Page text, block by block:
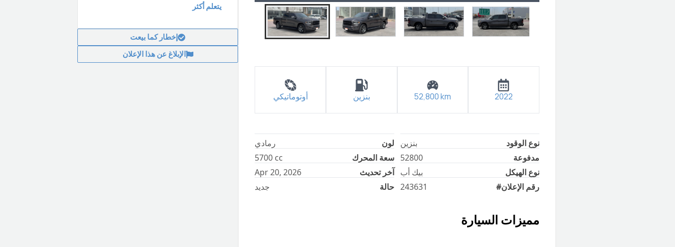
2022
52,800km بنزين أوتوماتيكي
نوع الوقود
بنزين
مدفوعة
52800
نوع الهيكل
بيك أب
رقم الإعلان#
243631
لون
رمادي
سعة المحرك
5700 cc
آخر تحديث
Apr 20, 2026
حالة
جديد
مميزات السيارة
يتعلم أكثر
إخطار كما بيعت
الإبلاغ عن هذا الإعلان